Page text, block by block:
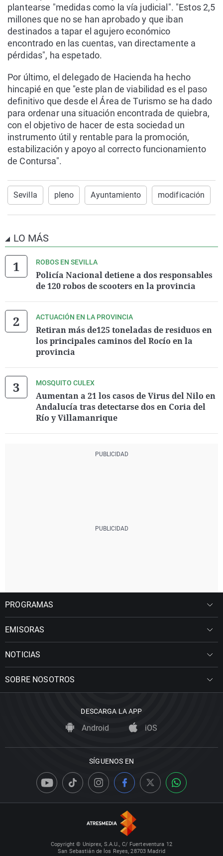
plantearse "medidas como la vía judicial". "Estos 2,5
millones que no se han aprobado y que iban
destinados a tapar el agujero económico
encontrado en las cuentas, van directamente a
pérdidas", ha espetado.
Por último, el delegado de Hacienda ha hecho
hincapié en que "este plan de viabilidad es el paso
definitivo que desde el Área de Turismo se ha dado
para ordenar una situación encontrada de quiebra,
con el objetivo de hacer de esta sociedad un
instrumento útil y rentable para la promoción,
estabilización y apoyo al correcto funcionamiento
de Contursa".
Sevilla pleno Ayuntamiento modificación
LO MÁS
ROBOS EN SEVILLA
Policía Nacional detiene a dos responsables
de 120 robos de scooters en la provincia
ACTUACIÓN EN LA PROVINCIA
Retiran más de125 toneladas de residuos en
los principales caminos del Rocío en la
provincia
MOSQUITO CULEX
Aumentan a 21 los casos de Virus del Nilo en
Andalucía tras detectarse dos en Coria del
Río y Villamanrique
PROGRAMAS
EMISORAS
NOTICIAS
SOBRE NOSOTROS
DESCARGA LA APP
Android iOS
SÍGUENOS EN
Copyright © Uniprex, S.A.U., C/ Fuerteventura 12
San Sebastián de los Reyes, 28703 Madrid